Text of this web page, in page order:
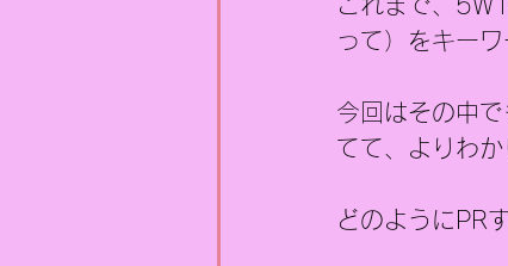
これまで、
って）をキー
今回はその中
てて、よりわか
どのようにPR